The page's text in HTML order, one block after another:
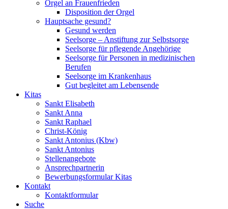
Orgel an Frauenfrieden
Disposition der Orgel
Hauptsache gesund?
Gesund werden
Seelsorge – Anstiftung zur Selbstsorge
Seelsorge für pflegende Angehörige
Seelsorge für Personen in medizinischen
Berufen
Seelsorge im Krankenhaus
Gut begleitet am Lebensende
Kitas
Sankt Elisabeth
Sankt Anna
Sankt Raphael
Christ-König
Sankt Antonius (Kbw)
Sankt Antonius
Stellenangebote
Ansprechpartnerin
Bewerbungsformular Kitas
Kontakt
Kontaktformular
Suche